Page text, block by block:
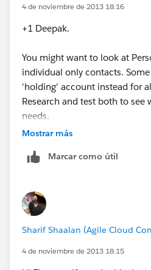
Editor, click on the Wedge
field.
4 de noviembre de 2013 18:16
+1 Deepak.
You might want to look at
individual only contacts.
'holding' account instead for
Research and test both to see
needs.
Mostrar más
Marcar como útil
Sharif Shaalan (Agile Cloud
4 de noviembre de 2013 18:15